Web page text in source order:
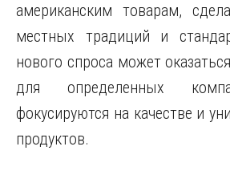
американским товарам,
местных традиций и
нового спроса может
для определенных
фокусируются на качестве и
продуктов.